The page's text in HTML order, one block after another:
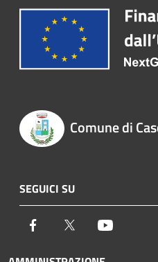
Comune di
SEGUICI SU
Facebook Twitter